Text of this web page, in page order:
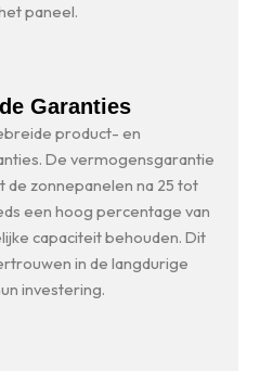
paneel.
Garanties
product- en
De vermogensgarantie
zonnepanelen na 25 tot
een hoog percentage van
capaciteit behouden. Dit
in de langdurige
investering.